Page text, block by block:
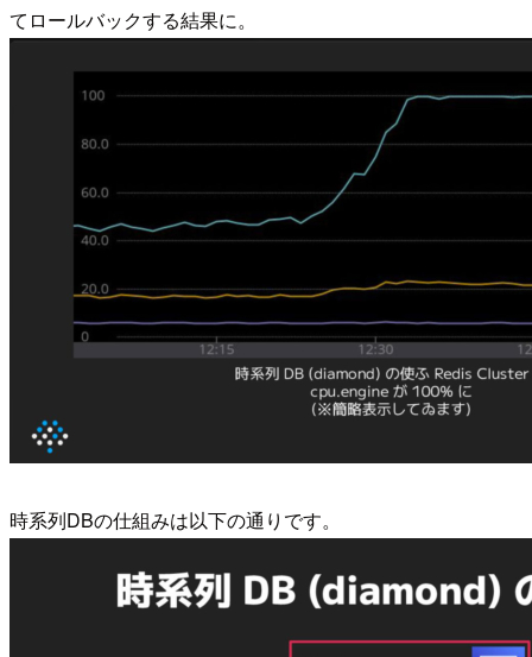
てロールバックする結果に。
時系列DBの仕組みは以下の通りです。